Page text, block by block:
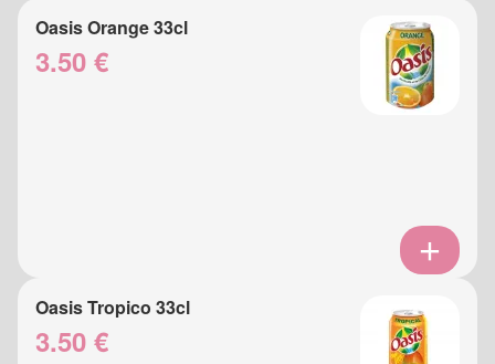
Oasis Orange 33cl
3.50 €
Oasis Tropico 33cl
3.50 €